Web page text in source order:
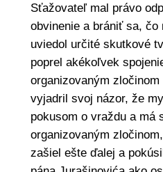
Sťažovateľ mal právo
obvinenie a brániť sa,
uviedol určité skutkové
poprel akékoľvek
organizovaným
vyjadril svoj názor, že
pokusom o vraždu a má
organizovaným
zašiel ešte ďalej a